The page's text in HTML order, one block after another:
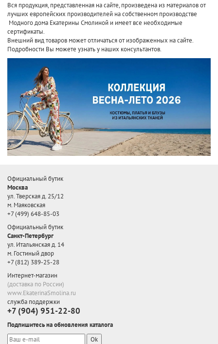
Вся продукция, представленная на сайте, произведена из материалов от
лучших европейских производителей на собственном производстве
Модного дома Екатерины Смолиной и имеет все необходимые
сертификаты.
Внешний вид товаров может отличаться от изображенных на сайте.
Подробности Вы можете узнать у наших консультантов.
Официальный бутик
Москва
ул. Тверская д. 25/12
м. Маяковская
+7 (499) 648-85-03
Официальный бутик
Санкт-Петербург
ул. Итальянская д. 14
м. Гостиный двор
+7 (812) 389-25-28
Интернет-магазин
(доставка по России)
www.EkaterinaSmolina.ru
служба поддержки
+7 (904) 951-22-80
Подпишитесь на обновления каталога
Ok